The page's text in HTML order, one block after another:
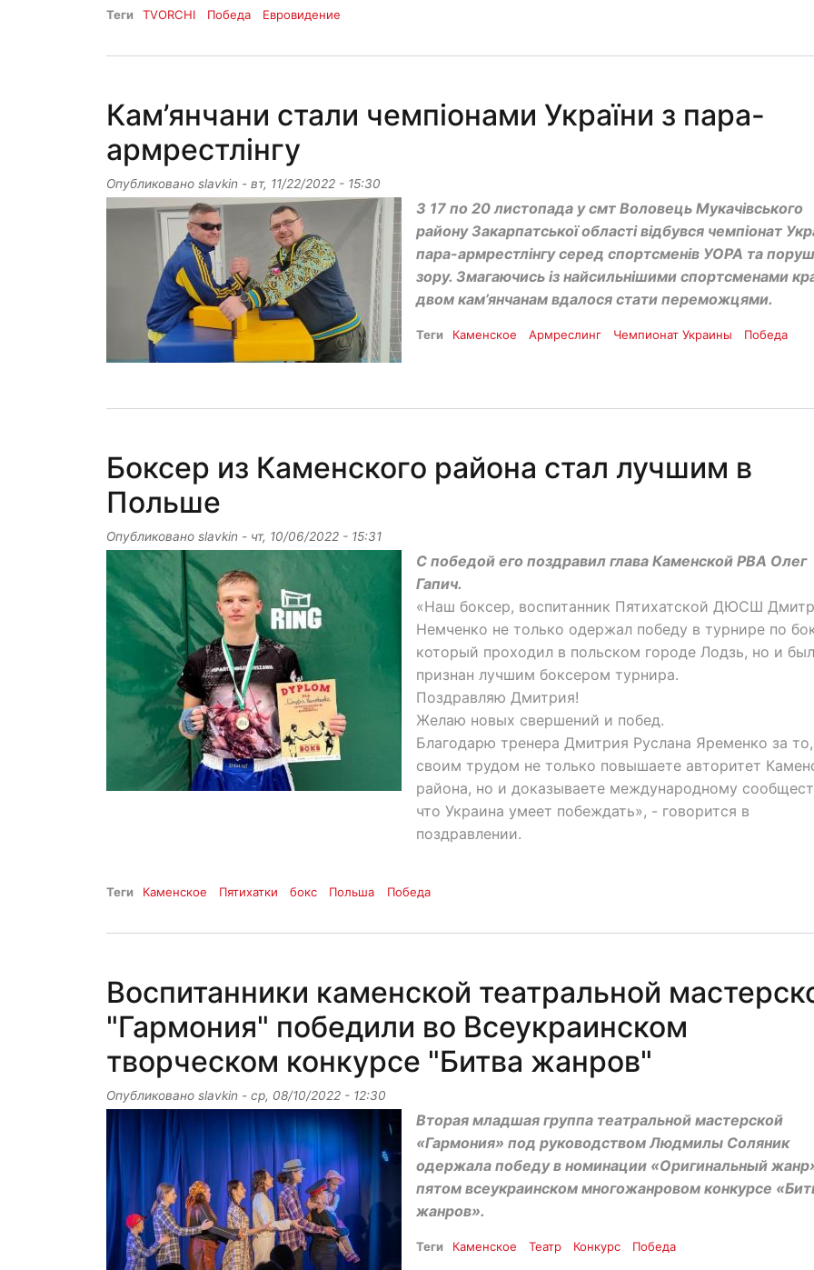
Теги TVORCHI Победа Евровидение
Кам’янчани стали чемпіонами України з пара-
армрестлінгу
Опубликовано slavkin - вт, 11/22/2022 - 15:30
З 17 по 20 листопада у смт Воловець Мукачівського
району Закарпатської області відбувся чемпіонат
пара-армрестлінгу серед спортсменів УОРА та
зору. Змагаючись із найсильнішими спортсменами
двом кам’янчанам вдалося стати переможцями.
Теги Каменское Армреслинг Чемпионат Украины Победа
Боксер из Каменского района стал лучшим в
Польше
Опубликовано slavkin - чт, 10/06/2022 - 15:31
С победой его поздравил глава Каменской РВА Олег
Гапич.
«Наш боксер, воспитанник Пятихатской ДЮСШ
Немченко не только одержал победу в турнире по
который проходил в польском городе Лодзь, но и был
признан лучшим боксером турнира.
Поздравляю Дмитрия!
Желаю новых свершений и побед.
Благодарю тренера Дмитрия Руслана Яременко за
своим трудом не только повышаете авторитет
района, но и доказываете международному
что Украина умеет побеждать», - говорится в
поздравлении.
Теги Каменское Пятихатки бокс Польша Победа
Воспитанники каменской театральной
"Гармония" победили во Всеукраинском
творческом конкурсе "Битва жанров"
Опубликовано slavkin - ср, 08/10/2022 - 12:30
Вторая младшая группа театральной мастерской
«Гармония» под руководством Людмилы Соляник
одержала победу в номинации «Оригинальный
пятом всеукраинском многожанровом конкурсе
жанров».
Теги Каменское Театр Конкурс Победа